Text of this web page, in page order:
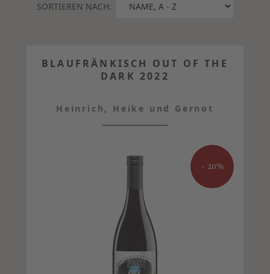
SORTIEREN NACH:
- 20%
BLAUFRÄNKISCH OUT OF THE
DARK 2022
Heinrich, Heike und Gernot